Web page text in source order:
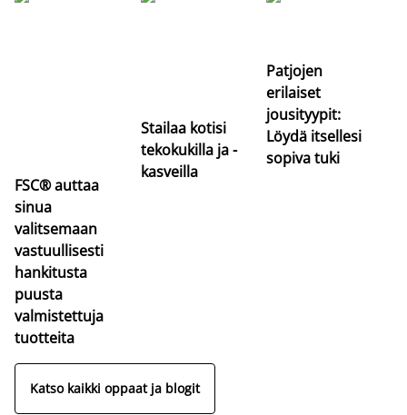
FSC® auttaa
sinua
valitsemaan
vastuullisesti
hankitusta
puusta
valmistettuja
tuotteita
Stailaa kotisi
tekokukilla ja -
kasveilla
Patjojen
erilaiset
jousityypit:
Löydä itsellesi
sopiva tuki
Katso kaikki oppaat ja blogit